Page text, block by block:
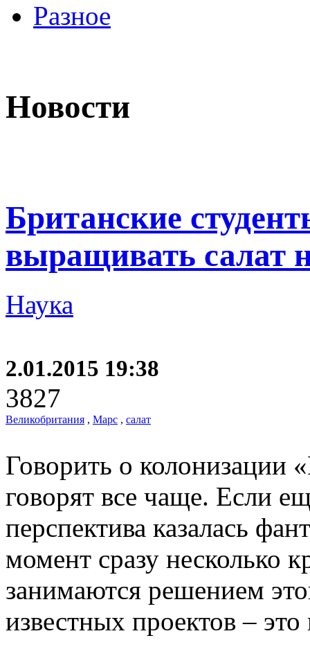
Разное
Новости
Британские
выращивать салат
Наука
2.01.2015 19:38
3827
Великобритания , Марс , салат
Говорить о колонизации
говорят все чаще. Если
перспектива казалась
момент сразу несколько
занимаются решением
известных проектов –